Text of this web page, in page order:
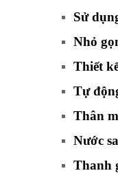
Sử
Nhỏ
Thiết
Tự
Thân
Nước
Thanh